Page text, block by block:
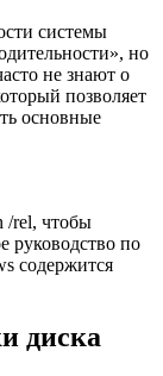
системы
но
не знают о
позволяет
основные
/rel, чтобы
руководство по
содержится
диска